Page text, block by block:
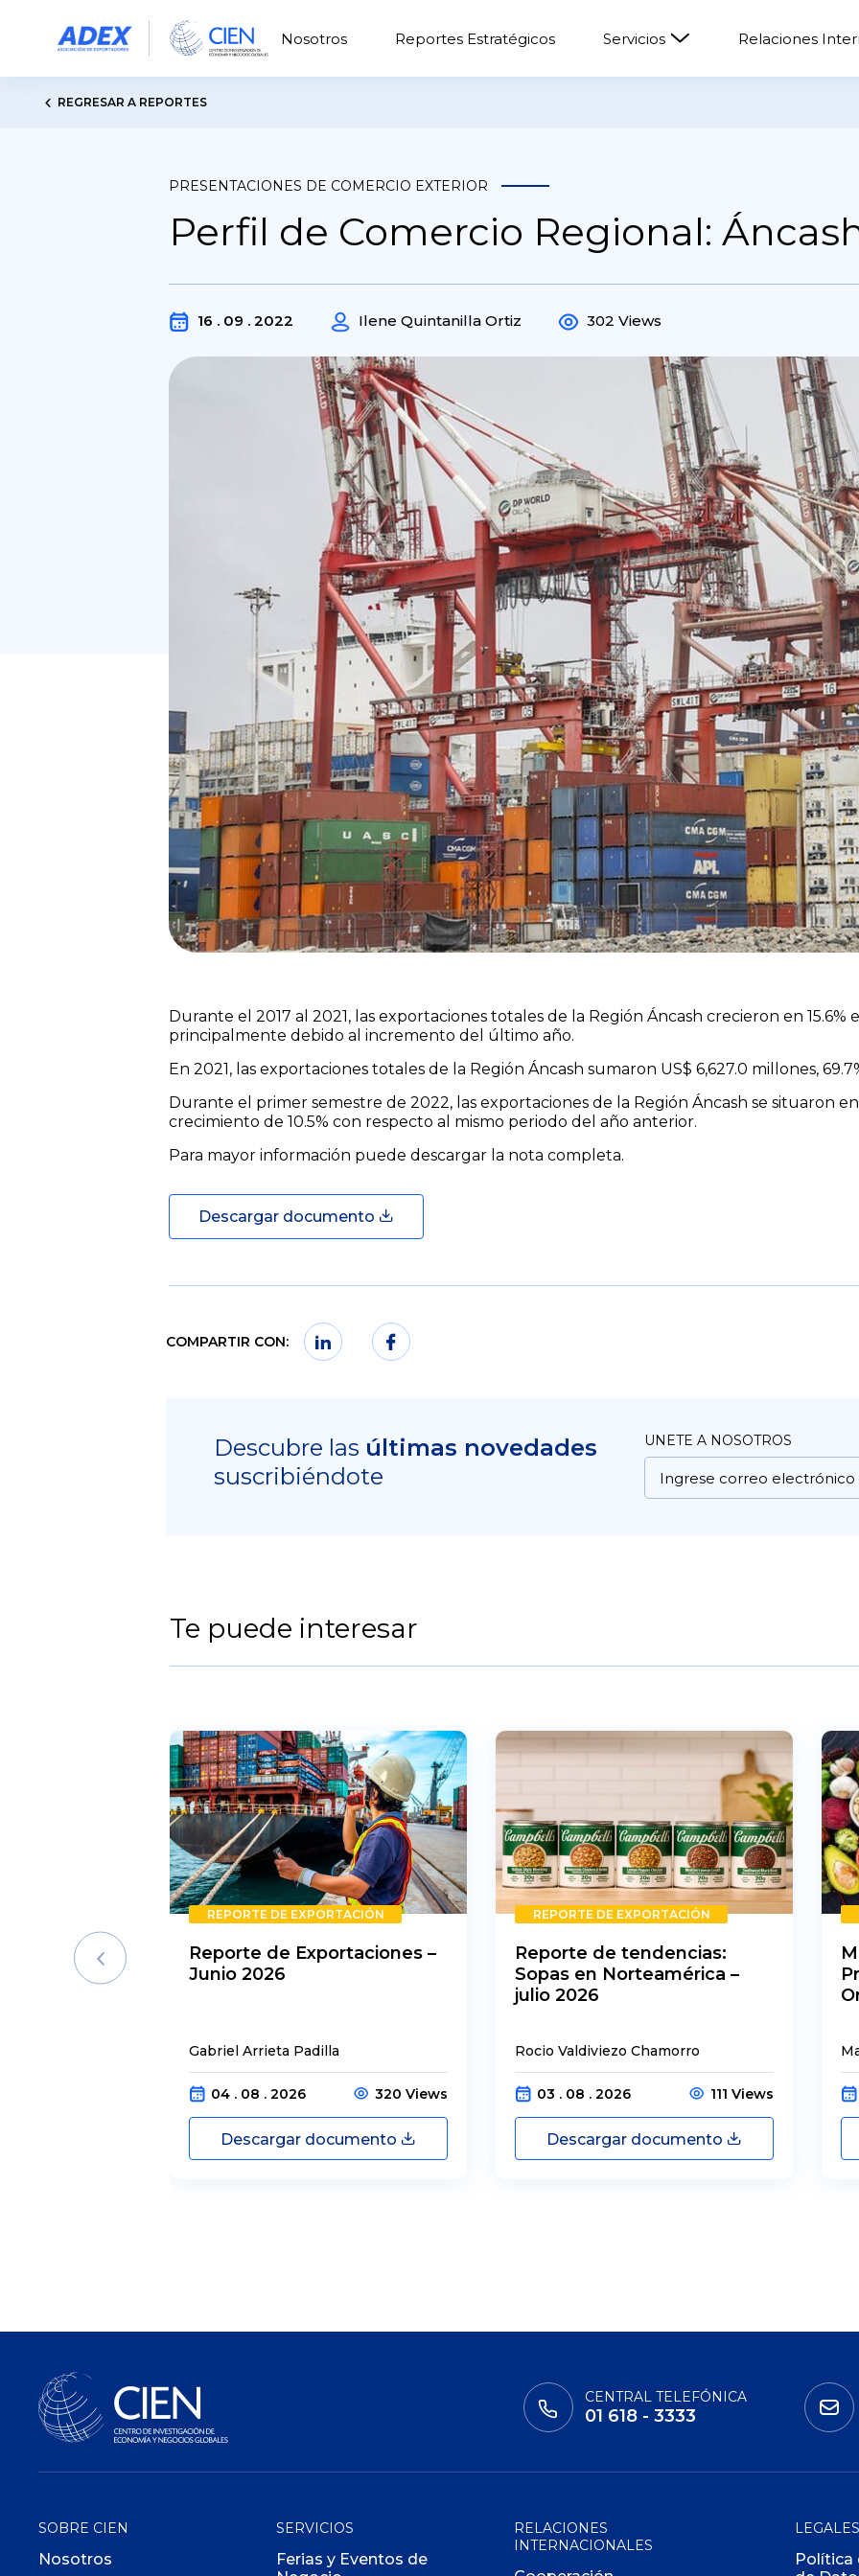
Nosotros Reportes Estratégicos Servicios Relaciones
REGRESAR A REPORTES
PRESENTACIONES DE COMERCIO EXTERIOR
Perfil de Comercio Regional:
16 . 09 . 2022 Ilene Quintanilla Ortiz 302 Views
Durante el 2017 al 2021, las exportaciones totales de la Región Áncash crecieron en 15.6%
principalmente debido al incremento del último año.
En 2021, las exportaciones totales de la Región Áncash sumaron US$ 6,627.0 millones,
Durante el primer semestre de 2022, las exportaciones de la Región Áncash se situaron
crecimiento de 10.5% con respecto al mismo periodo del año anterior.
Para mayor información puede descargar la nota completa.
Descargar documento
COMPARTIR CON:
Descubre las últimas novedades
suscribiéndote
UNETE A NOSOTROS
Te puede interesar
REPORTE DE EXPORTACIÓN
Reporte de Exportaciones –
Junio 2026
Gabriel Arrieta Padilla
04 . 08 . 2026 320 Views
Descargar documento
REPORTE DE EXPORTACIÓN
Reporte de tendencias:
Sopas en Norteamérica –
julio 2026
Rocio Valdiviezo Chamorro
03 . 08 . 2026 111 Views
Descargar documento
CENTRAL TELEFÓNICA
01 618 - 3333
SOBRE CIEN
Nosotros
SERVICIOS
Ferias y Eventos de
RELACIONES
INTERNACIONALES
LEGALES
Política